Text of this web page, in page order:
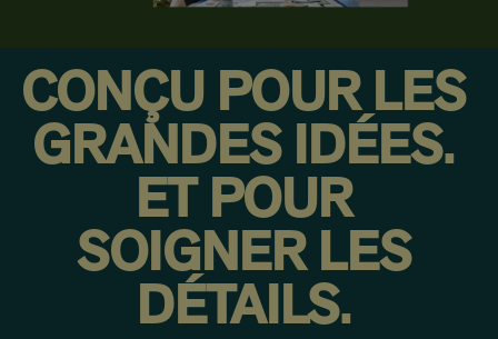
CONÇU POUR LES
GRANDES IDÉES.
ET POUR
SOIGNER LES
DÉTAILS.